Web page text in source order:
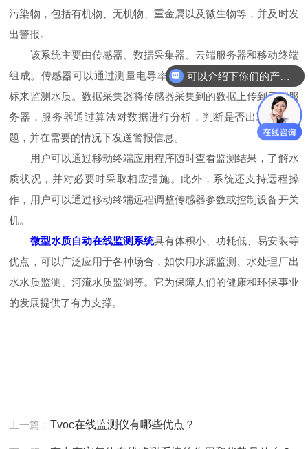
污染物，包括有机物、无机物、重金属以及微生物等，并及时发
出警报。
该系统主要由传感器、数据采集器、云端服务器和移动终端
组成。传感器可以通过测量电导率、PH值、溶解氧、浊度等指
标来监测水质。数据采集器将传感器采集到的数据上传到云端服
务器，服务器通过算法对数据进行分析，判断是否出现水质问
题，并在需要的情况下发送警报信息。
用户可以通过移动终端应用程序随时查看监测结果，了解水
质状况，并对必要时采取相应措施。此外，系统还支持远程操
作，用户可以通过移动终端远程调整传感器参数或控制设备开关
机。
微型水质自动在线监测系统具有体积小、功耗低、易安装等
优点，可以广泛应用于各种场合，如饮用水源监测、水处理厂出
水水质监测、河流水质监测等。它为保障人们的健康和环保事业
的发展提供了有力支撑。
上一篇：Tvoc在线监测仪有哪些优点？
可以介绍下你们的产品么